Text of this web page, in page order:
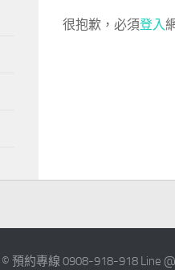
很抱歉，必須登入
預約專線 0908-918-918 Line